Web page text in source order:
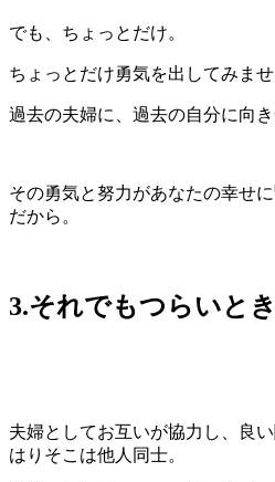
でも、ちょっとだけ。
ちょっとだけ勇気を出してみませ
過去の夫婦に、過去の自分に向
その勇気と努力があなたの幸せ
だから。
3.それでもつらいと
夫婦としてお互いが協力し、良
はりそこは他人同士。